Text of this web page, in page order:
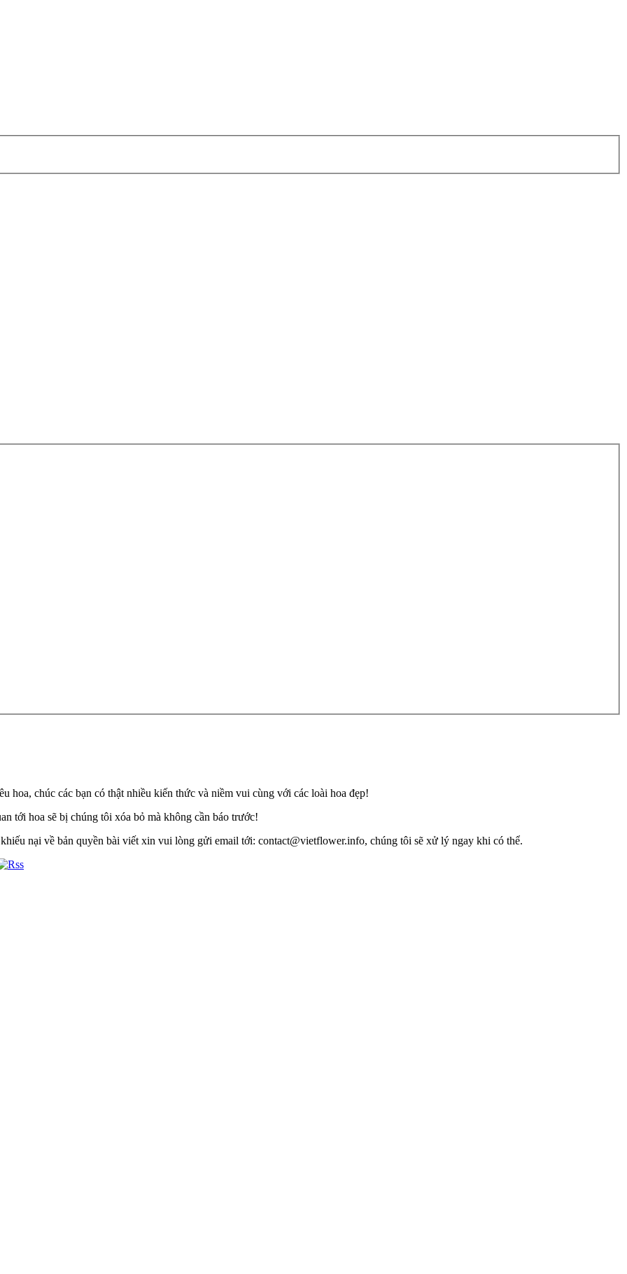
hoa, chúc các bạn có thật nhiều kiến thức và niềm vui cùng với các loài hoa đẹp!
tới hoa sẽ bị chúng tôi xóa bỏ mà không cần báo trước!
nại về bản quyền bài viết xin vui lòng gửi email tới: contact@vietflower.info, chúng tôi sẽ xử lý ngay khi có thể.